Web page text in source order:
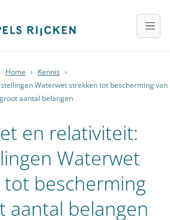
Home › Kennis ›
Waterwet strekken tot bescherming van
groot aantal belangen
en relativiteit:
Waterwet
bescherming
aantal belangen